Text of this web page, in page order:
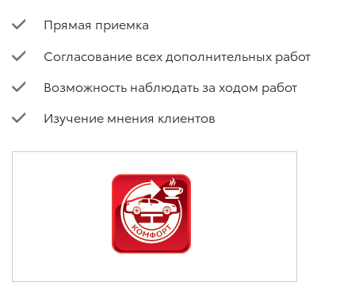
Прямая приемка
Согласование всех дополнительных работ
Возможность наблюдать за ходом работ
Изучение мнения клиентов